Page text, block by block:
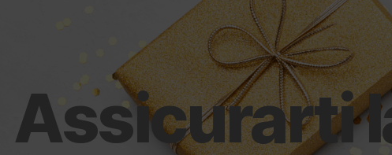
Assicurarti